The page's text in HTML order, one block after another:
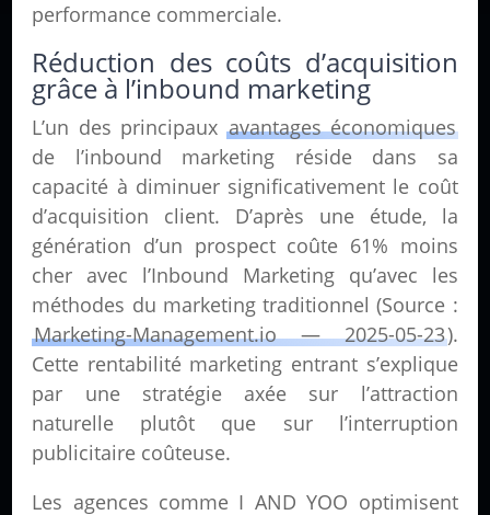
performance commerciale.
Réduction des coûts d’acquisition
grâce à l’inbound marketing
L’un des principauxavantages économiques
de l’inbound marketing réside dans sa
capacité à diminuer significativement le coût
d’acquisition client. D’après une étude, la
génération d’un prospect coûte 61% moins
cher avec l’Inbound Marketing qu’avec les
méthodes du marketing traditionnel (Source :
Marketing-Management.io — 2025-05-23).
Cette rentabilité marketing entrant s’explique
par une stratégie axée sur l’attraction
naturelle plutôt que sur l’interruption
publicitaire coûteuse.
Les agences comme I AND YOO optimisent